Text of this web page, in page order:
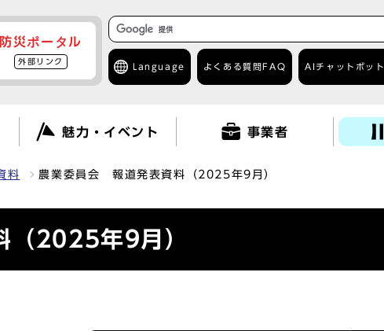
防災ポータル
外部リンク
Language よくある質問 FAQ AIチャットボット
魅力・イベント 事業者
料 農業委員会 報道発表資料（2025年9月）
2025年9月）